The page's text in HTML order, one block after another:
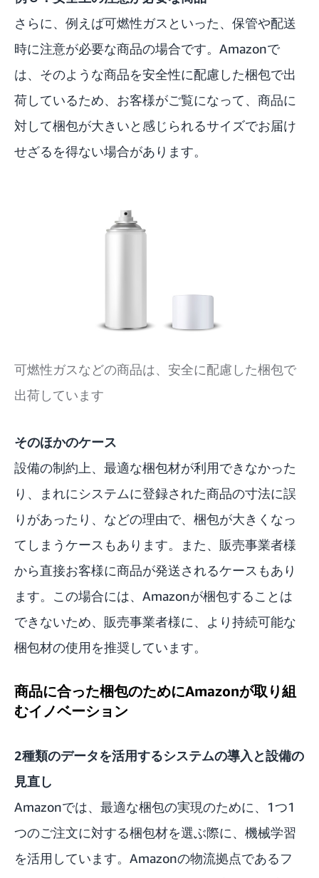
さらに、例えば可燃性ガスといった、保管や配送
時に注意が必要な商品の場合です。Amazonで
は、そのような商品を安全性に配慮した梱包で出
荷しているため、お客様がご覧になって、商品に
対して梱包が大きいと感じられるサイズでお届け
せざるを得ない場合があります。
可燃性ガスなどの商品は、安全に配慮した梱包で
出荷しています
そのほかのケース
設備の制約上、最適な梱包材が利用できなかった
り、まれにシステムに登録された商品の寸法に誤
りがあったり、などの理由で、梱包が大きくなっ
てしまうケースもあります。また、販売事業者様
から直接お客様に商品が発送されるケースもあり
ます。この場合には、Amazonが梱包することは
できないため、販売事業者様に、より持続可能な
梱包材の使用を推奨しています。
商品に合った梱包のためにAmazonが取り組
むイノベーション
2種類のデータを活用するシステムの導入と設備の
見直し
Amazonでは、最適な梱包の実現のために、1つ1
つのご注文に対する梱包材を選ぶ際に、機械学習
を活用しています。Amazonの物流拠点であるフ